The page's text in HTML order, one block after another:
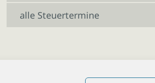
alle Steuertermine